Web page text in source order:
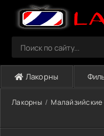
Лакорны
Лакорны